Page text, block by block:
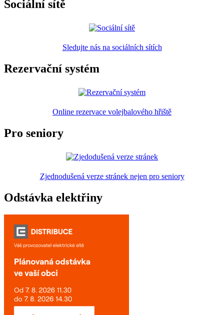
Sociální sítě
Sledujte nás na sociálních sítích
Rezervační systém
Online rezervace volejbalového hřiště
Pro seniory
Zjednodušená verze stránek nejen pro seniory
Odstávka elektřiny